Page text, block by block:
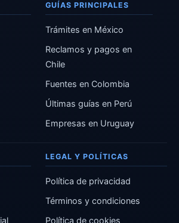
GUÍAS PRINCIPALES
Trámites en México
Reclamos y pagos en
Chile
Fuentes en Colombia
Últimas guías en Perú
Empresas en Uruguay
LEGAL Y POLÍTICAS
Política de privacidad
Términos y condiciones
Política de cookies